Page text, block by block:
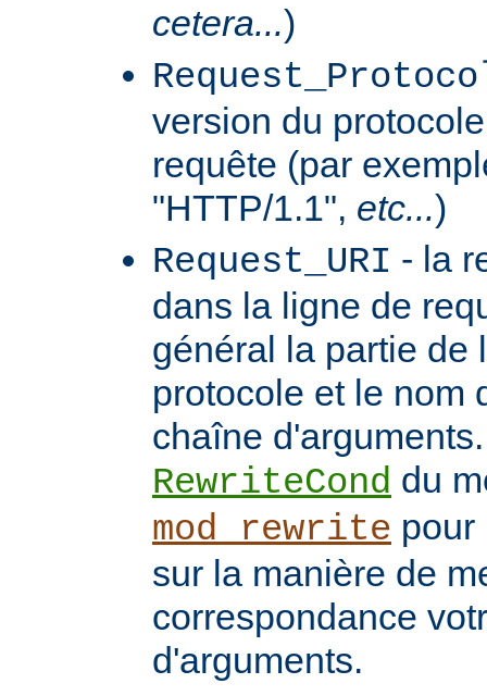
cetera...)
version du
requête (par
"HTTP/1.1", etc...)
Request_URI - la
dans la ligne de
général la partie de
protocole et le nom
chaîne
RewriteCond du
mod_rewrite pour
sur la manière de
correspondance
d'arguments.